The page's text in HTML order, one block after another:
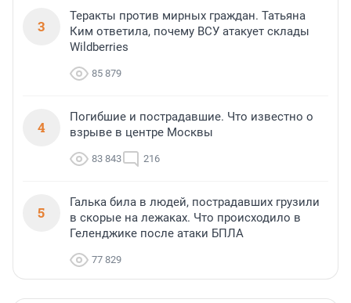
3
Теракты против мирных граждан. Татьяна
Ким ответила, почему ВСУ атакует склады
Wildberries
85 879
4
Погибшие и пострадавшие. Что известно о
взрыве в центре Москвы
83 843 216
5
Галька била в людей, пострадавших грузили
в скорые на лежаках. Что происходило в
Геленджике после атаки БПЛА
77 829